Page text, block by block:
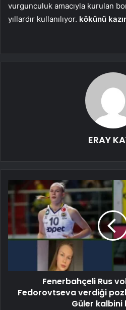
vurgunculuk amacıyla kurulan
yıllardır kullanılıyor. kökünü
ERAY
Fenerbahçeli Rus
Fedorovtseva verdiği
Güler kalbini